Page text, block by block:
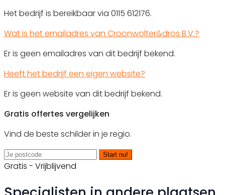
Het bedrijf is bereikbaar via 0115 612176.
Wat is het emailadres van Croonwolter&dros B.V.?
Er is geen emailadres van dit bedrijf bekend.
Heeft het bedrijf een eigen website?
Er is geen website van dit bedrijf bekend.
Gratis offertes vergelijken
Vind de beste schilder in je regio.
Start nu!
Gratis - Vrijblijvend